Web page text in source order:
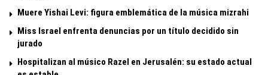
Muere Yishai Levi: figura emblemática de la música mizrahi
Miss Israel enfrenta denuncias por un título decidido sin
jurado
Hospitalizan al músico Razel en Jerusalén: su estado actual